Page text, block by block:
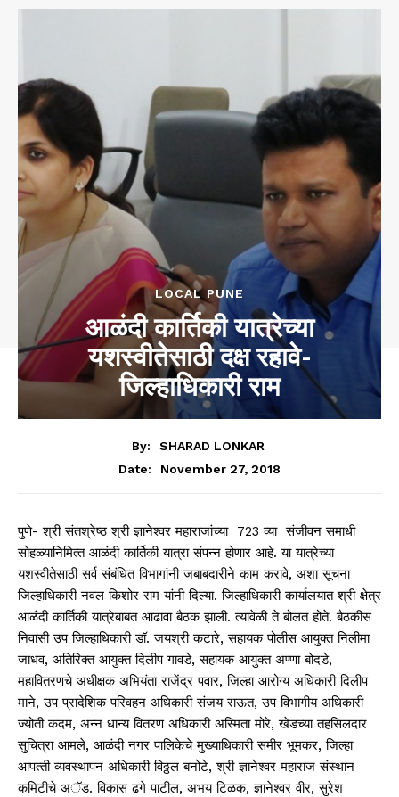
LOCAL PUNE
आळंदी कार्तिकी यात्रेच्‍या
यशस्‍वीतेसाठी दक्ष रहावे-
जिल्‍हाधिकारी राम
By:
SHARAD LONKAR
Date:
November 27, 2018
पुणे- श्री संतश्रेष्‍ठ श्री ज्ञानेश्‍वर महाराजांच्‍या 723 व्‍या संजीवन समाधी
सोहळ्यानिमित्‍त आळंदी कार्तिकी यात्रा संपन्न होणार आहे. या यात्रेच्‍या
यशस्‍वीतेसाठी सर्व संबंधित विभागांनी जबाबदारीने काम करावे, अशा सूचना
जिल्‍हाधिकारी नवल किशोर राम यांनी दिल्‍या. जिल्‍हाधिकारी कार्यालयात श्री क्षेत्र
आळंदी कार्तिकी यात्रेबाबत आढावा बैठक झाली. त्‍यावेळी ते बोलत होते. बैठकीस
निवासी उप जिल्‍हाधिकारी डॉ. जयश्री कटारे, सहायक पोलीस आयुक्‍त निलीमा
जाधव, अतिरिक्‍त आयुक्‍त दिलीप गावडे, सहायक आयुक्‍त अण्‍णा बोदडे,
महावितरणचे अधीक्षक अभियंता राजेंद्र पवार, जिल्‍हा आरोग्‍य अधिकारी दिलीप
माने, उप प्रादेशिक परिवहन अधिकारी संजय राऊत, उप विभागीय अधिकारी
ज्‍योती कदम, अन्‍न धान्‍य वितरण अधिकारी अस्‍मिता मोरे, खेडच्‍या तहसिलदार
सुचित्रा आमले, आळंदी नगर पालिकेचे मुख्‍याधिकारी समीर भूमकर, जिल्‍हा
आपत्‍ती व्‍यवस्‍थापन अधिकारी विठ्ठल बनोटे, श्री ज्ञानेश्‍वर महाराज संस्‍थान
कमिटीचे अॅड. विकास ढगे पाटील, अभय टिळक, ज्ञानेश्‍वर वीर, सुरेश